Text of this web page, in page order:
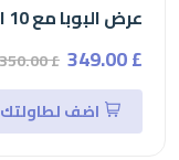
£ 349.00
£ 350.00
اضف لطاولتك